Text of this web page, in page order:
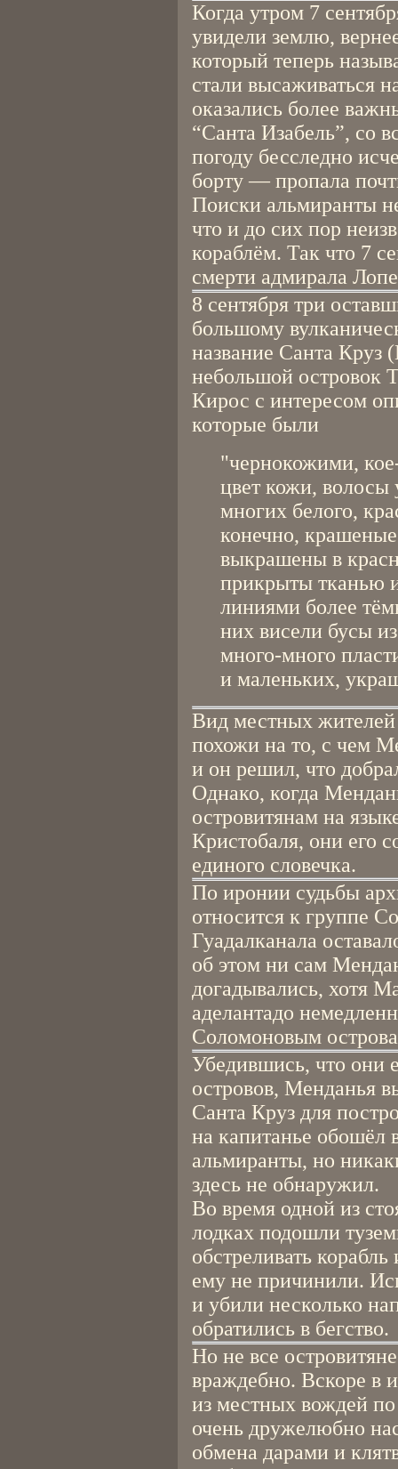
Когда утром 7
увидели землю,
который теперь
стали высаживаться
оказались более
“Санта Изабель”, со
погоду бесследно
борту — пропала
Поиски альмиранты
что и до сих пор
кораблём. Так что 7
смерти адмирала
8 сентября три
большому
название Санта Круз
небольшой островок
Кирос с интересом
которые были
"чернокожими,
цвет кожи,
многих белого,
конечно,
выкрашены в
прикрыты тканью
линиями более
них висели бусы
много-много
и маленьких,
Вид местных
похожи на то, с чем
и он решил, что
Однако, когда
островитянам на
Кристобаля, они его
единого словечка.
По иронии судьбы
относится к группе
Гуадалканала
об этом ни сам
догадывались, хотя
аделантадо
Соломоновым
Убедившись, что они
островов, Менданья
Санта Круз для
на капитанье обошёл
альмиранты, но
здесь не обнаружил.
Во время одной из
лодках подошли
обстреливать
ему не причинили.
и убили несколько
обратились в бегство.
Но не все
враждебно. Вскоре в
из местных вождей
очень дружелюбно
обмена дарами и